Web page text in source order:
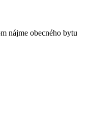
nájme obecného bytu